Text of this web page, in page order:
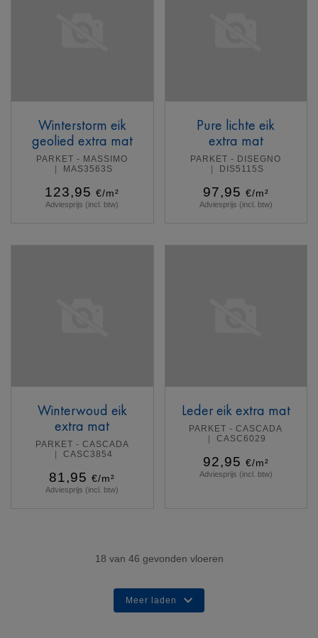
Winterstorm eik
geolied extra mat
PARKET - MASSIMO
MAS3563S
123,95 €/m²
Adviesprijs (incl. btw)
Pure lichte eik
extra mat
PARKET - DISEGNO
DIS5115S
97,95 €/m²
Adviesprijs (incl. btw)
Winterwoud eik
extra mat
PARKET - CASCADA
CASC3854
81,95 €/m²
Adviesprijs (incl. btw)
Leder eik extra mat
PARKET - CASCADA
CASC6029
92,95 €/m²
Adviesprijs (incl. btw)
18 van 46 gevonden vloeren
Meer laden